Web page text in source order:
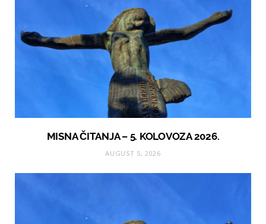
MISNA ČITANJA – 5. KOLOVOZA 2026.
AUGUST 5, 2026